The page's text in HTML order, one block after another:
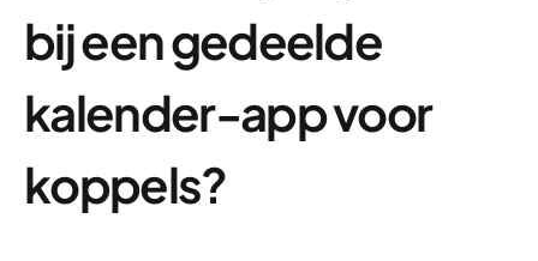
bij een gedeelde
kalender-app voor
koppels?